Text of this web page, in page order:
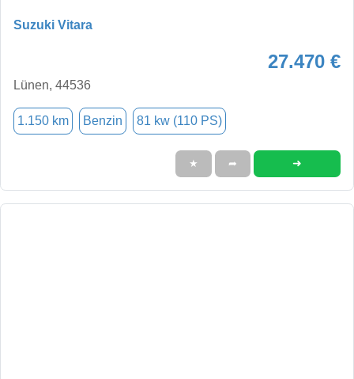
Suzuki Vitara
27.470 €
Lünen, 44536
1.150 km Benzin 81 kw (110 PS)
★ ➦ ➜